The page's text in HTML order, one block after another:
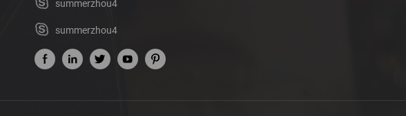
summerzhou4
summerzhou4